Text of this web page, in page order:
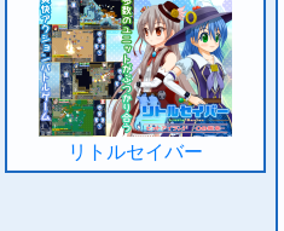
リトルセイバー